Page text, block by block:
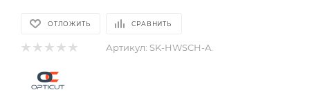
ОТЛОЖИТЬ СРАВНИТЬ
Артикул: SK-HWSCH-A.